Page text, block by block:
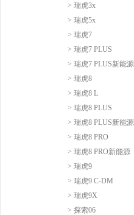
> 瑞虎3x
> 瑞虎5x
> 瑞虎7
> 瑞虎7 PLUS
> 瑞虎7 PLUS新能源
> 瑞虎8
> 瑞虎8 L
> 瑞虎8 PLUS
> 瑞虎8 PLUS新能源
> 瑞虎8 PRO
> 瑞虎8 PRO新能源
> 瑞虎9
> 瑞虎9 C-DM
> 瑞虎9X
> 探索06